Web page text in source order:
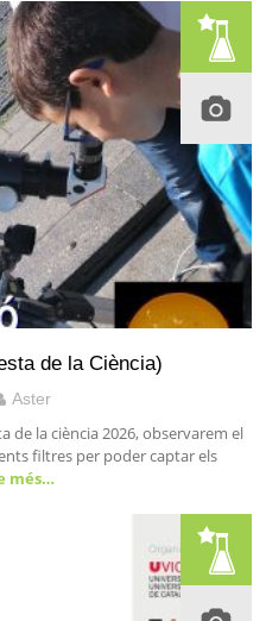
de la Ciència)
Aster
de la ciència 2026, observarem el
filtres per poder captar els
més…